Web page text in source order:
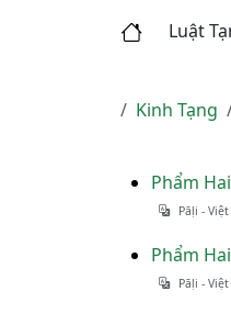
Luật
Kinh Tạng
Phẩm
Pāḷi - Việt
Phẩm
Pāḷi - Việt